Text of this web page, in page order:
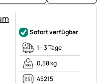
Sofort verfügbar
1 - 3 Tage
0,58 kg
45215